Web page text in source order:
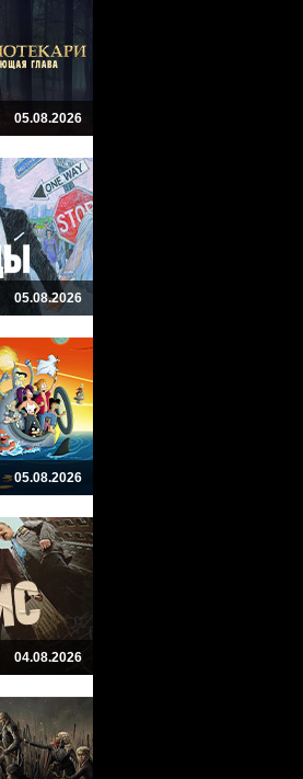
05.08.2026
05.08.2026
05.08.2026
04.08.2026